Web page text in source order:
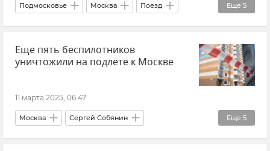
Еще 5
Подмосковье Москва Поезд
Происшествия Обстрелы ВСУ
Беспилотник (БПЛА, дрон)
Еще пять беспилотников
уничтожили на подлете к Москве
11 марта 2025, 06:47
Еще 5
Москва Сергей Собянин
Беспилотник (БПЛА, дрон) ПВО